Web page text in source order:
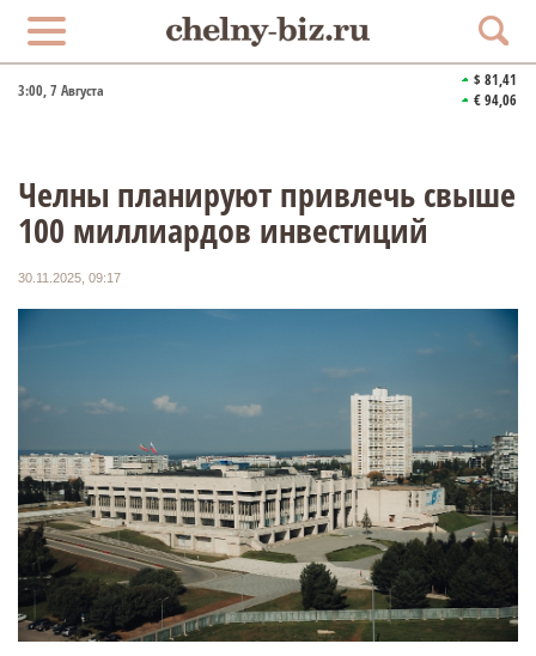
3:00, 7 Августа
$ 81,41
€ 94,06
Челны планируют привлечь свыше
100 миллиардов инвестиций
30.11.2025, 09:17